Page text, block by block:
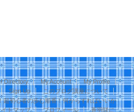
Directory My Account
My Profile
Sign Up
このブログ講座について
超初心者の歩む順番！何からすればいいか
トマップ プロフィール 蒼羽咲に